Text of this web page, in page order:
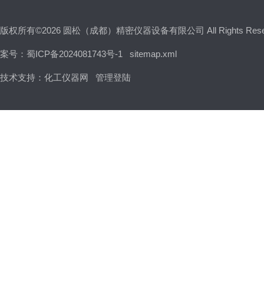
版权所有©2026 圆松（成都）精密仪器设备有限公司 All Rights
案号：蜀ICP备2024081743号-1 sitemap.xml
技术支持： 化工仪器网 管理登陆